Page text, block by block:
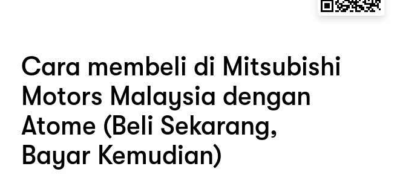
Cara membeli di Mitsubishi
Motors Malaysia dengan
Atome (Beli Sekarang,
Bayar Kemudian)